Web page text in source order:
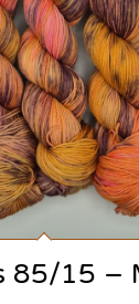
85/15 –